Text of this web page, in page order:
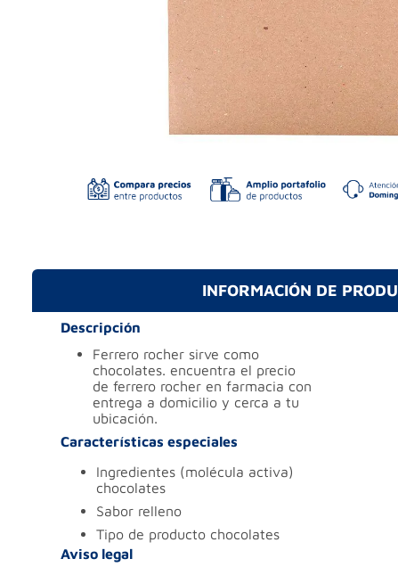
INFORMACIÓN DE
Descripción
ferrero rocher sirve como
chocolates. encuentra el precio
de ferrero rocher en farmacia con
entrega a domicilio y cerca a tu
ubicación.
Características especiales
ingredientes (molécula activa)
chocolates
sabor relleno
tipo de producto chocolates
Aviso legal